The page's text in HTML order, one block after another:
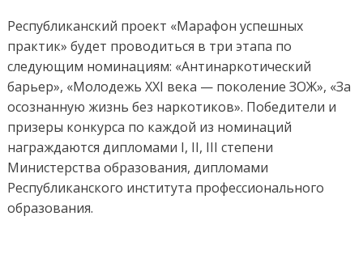
Республиканский проект «Марафон успешных
практик» будет проводиться в три этапа по
следующим номинациям: «Антинаркотический
барьер», «Молодежь XXI века — поколение ЗОЖ», «За
осознанную жизнь без наркотиков». Победители и
призеры конкурса по каждой из номинаций
награждаются дипломами I, II, III степени
Министерства образования, дипломами
Республиканского института профессионального
образования.